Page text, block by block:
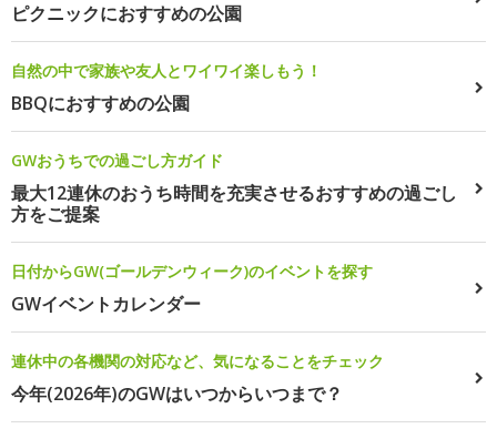
ピクニックにおすすめの公園
自然の中で家族や友人とワイワイ楽しもう！
BBQにおすすめの公園
GWおうちでの過ごし方ガイド
最大12連休のおうち時間を充実させるおすすめの過ごし
方をご提案
日付からGW(ゴールデンウィーク)のイベントを探す
GWイベントカレンダー
連休中の各機関の対応など、気になることをチェック
今年(2026年)のGWはいつからいつまで？